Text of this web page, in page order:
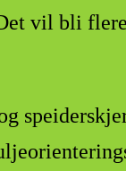
vil bli